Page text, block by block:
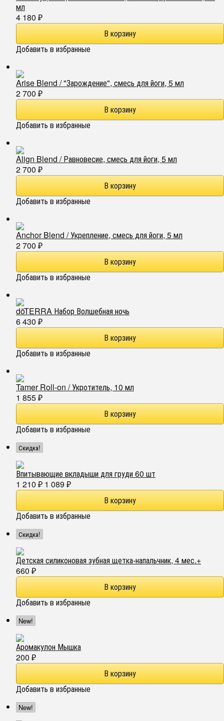
мл
4 180 ₽
Добавить в избранные
Arise Blend / "Зарождение", смесь для йоги, 5 мл
2 700 ₽
Добавить в избранные
Align Blend / Равновесие, смесь для йоги, 5 мл
2 700 ₽
Добавить в избранные
Anchor Blend / Укрепление, смесь для йоги, 5 мл
2 700 ₽
Добавить в избранные
dōTERRA Набор Волшебная ночь
6 430 ₽
Добавить в избранные
Tamer Roll-on / Укротитель, 10 мл
1 855 ₽
Добавить в избранные
Скидка!
Впитывающие вкладыши для груди 60 шт
1 210 ₽ 1 089 ₽
Добавить в избранные
Скидка!
Детская силиконовая зубная щетка-напальчник, 4 мес.+
660 ₽
Добавить в избранные
New!
Аромакулон Мышка
200 ₽
Добавить в избранные
New!